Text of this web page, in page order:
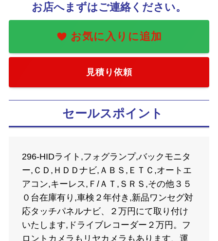
お店へまずはご連絡ください。
見積り依頼
セールスポイント
296-HIDライト,フォグランプ,バックモニタ
ー,ＣＤ,ＨＤＤナビ,ＡＢＳ,ＥＴＣ,オートエ
アコン,キーレス,Ｆ/ＡＴ,ＳＲＳ,その他３５
０台在庫有り,車検２年付き,新品ワンセグ対
応タッチパネルナビ、２万円にて取り付け
いたします,ドライブレコーダー２万円。フ
ロントカメラもリヤカメラもあります、運